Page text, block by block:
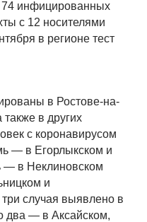
инфицированных
с 12 носителями
в регионе тест
в Ростове-на-
также в других
с коронавирусом
— в Егорлыкском и
— в Неклиновском
и
случая выявлено в
два — в Аксайском,